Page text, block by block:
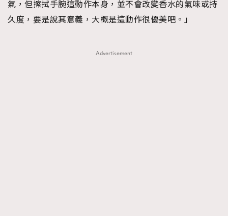
氣，但擦拭手腕這動作本身，並不會改變香水的氣味或持
久度，要是說其意義，大概是這動作很優美吧。」
Advertisement